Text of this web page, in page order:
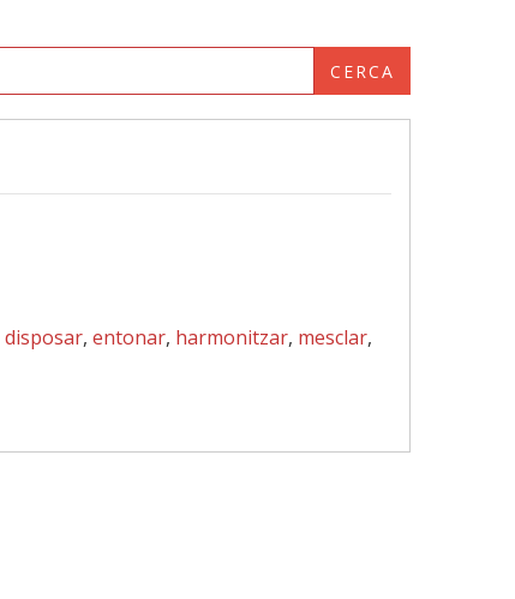
CERCA
disposar, entonar, harmonitzar, mesclar,